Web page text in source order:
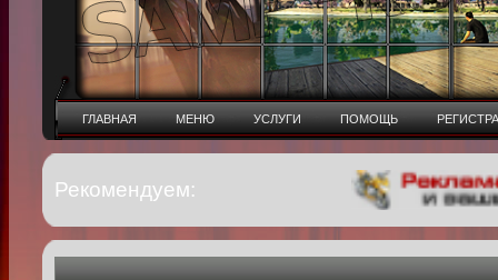
ГЛАВНАЯ МЕНЮ УСЛУГИ ПОМОЩЬ
Рекомендуем: